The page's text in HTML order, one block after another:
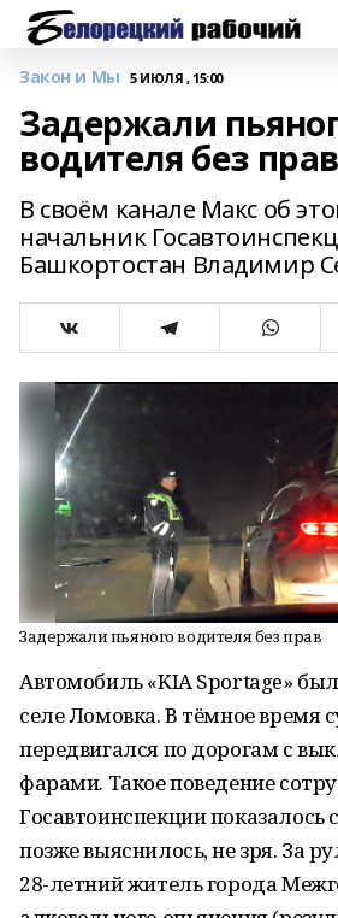
Закон и Мы 5 ИЮЛЯ , 15:00
Задержали
водителя без прав
В своём канале Макс об
начальник
Башкортостан Владимир
Задержали пьяного водителя без прав
Автомобиль «KIA Sportage»
селе Ломовка. В тёмное время
передвигался по дорогам с
фарами. Такое поведение
Госавтоинспекции
позже выяснилось, не зря. За
28-летний житель города